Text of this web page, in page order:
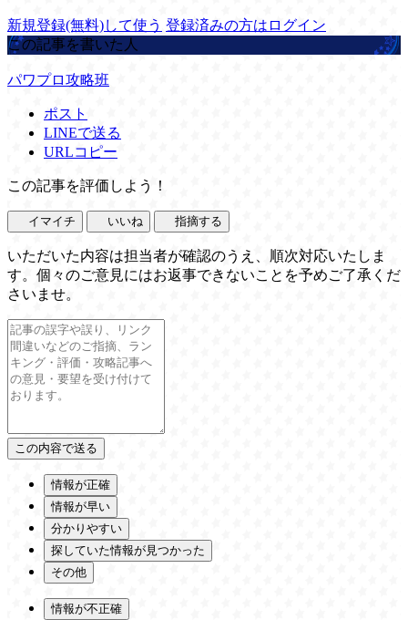
新規登録(無料)して使う 登録済みの方はログイン
この記事を書いた人
パワプロ攻略班
ポスト
LINEで送る
URLコピー
この記事を評価しよう！
イマイチ いいね 指摘する
いただいた内容は担当者が確認のうえ、順次対応いたしま
す。個々のご意見にはお返事できないことを予めご了承くだ
さいませ。
情報が正確
情報が早い
分かりやすい
探していた情報が見つかった
その他
情報が不正確